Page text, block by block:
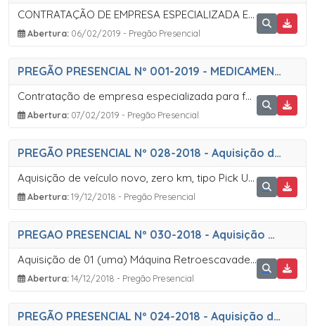
CONTRATAÇÃO DE EMPRESA ESPECIALIZADA EM SERVIÇOS DE TRANSPORTE INTERMUNICPAL DE ALUNOS
Abertura: 06/02/2019 - Pregão Presencial
PREGÃO PRESENCIAL Nº 001-2019 - MEDICAMENTOS
Contratação de empresa especializada para fornecimento de medicamentos visando atender a demanda do Pronto Atendimento e Unidade Básica de Saúde do Município de Sete Barras
Abertura: 07/02/2019 - Pregão Presencial
PREGÃO PRESENCIAL Nº 028-2018 - Aquisição de Pickup Saúde
Aquisição de veículo novo, zero km, tipo Pick Up em atendimento a Secretaria da Saúde
Abertura: 19/12/2018 - Pregão Presencial
PREGAO PRESENCIAL Nº 030-2018 - Aquisição de Máquina Retroescavadeira
Aquisição de 01 (uma) Máquina Retroescavadeira, conforme as especificações contidas no anexo IX  Termo de Referência que faz parte integrante deste Edital
Abertura: 14/12/2018 - Pregão Presencial
PREGÃO PRESENCIAL Nº 024-2018 - Aquisição de Equipamentos para Lavanderia Hospitalar